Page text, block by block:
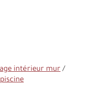
intérieur mur